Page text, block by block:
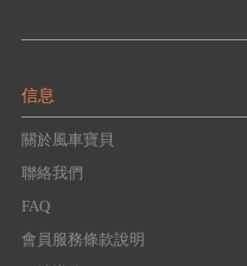
信息
關於風車寶貝
聯絡我們
FAQ
會員服務條款說明